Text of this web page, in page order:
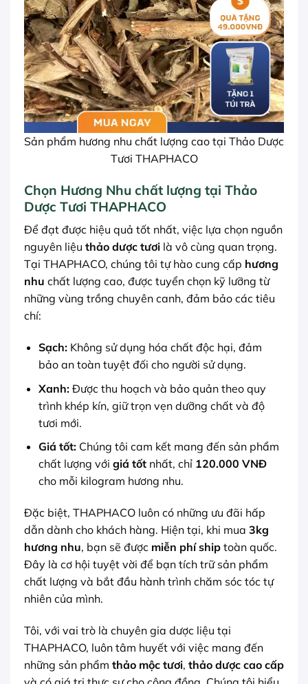
Sản phẩm hương nhu chất lượng cao tại Thảo Dược
Tươi THAPHACO
Chọn Hương Nhu chất lượng tại Thảo
Dược Tươi THAPHACO
Để đạt được hiệu quả tốt nhất, việc lựa chọn nguồn
nguyên liệu thảo dược tươi là vô cùng quan trọng.
Tại THAPHACO, chúng tôi tự hào cung cấp hương
nhu chất lượng cao, được tuyển chọn kỹ lưỡng từ
những vùng trồng chuyên canh, đảm bảo các tiêu
chí:
Sạch:Không sử dụng hóa chất độc hại, đảm
bảo an toàn tuyệt đối cho người sử dụng.
Xanh:Được thu hoạch và bảo quản theo quy
trình khép kín, giữ trọn vẹn dưỡng chất và độ
tươi mới.
Giá tốt:Chúng tôi cam kết mang đến sản phẩm
chất lượng với giá tốtnhất, chỉ 120.000 VNĐ
cho mỗi kilogram hương nhu.
Đặc biệt, THAPHACO luôn có những ưu đãi hấp
dẫn dành cho khách hàng. Hiện tại, khi mua 3kg
hương nhu, bạn sẽ được miễn phí ship toàn quốc.
Đây là cơ hội tuyệt vời để bạn tích trữ sản phẩm
chất lượng và bắt đầu hành trình chăm sóc tóc tự
nhiên của mình.
Tôi, với vai trò là chuyên gia dược liệu tại
THAPHACO, luôn tâm huyết với việc mang đến
những sản phẩm thảo mộc tươi, thảo dược cao cấp